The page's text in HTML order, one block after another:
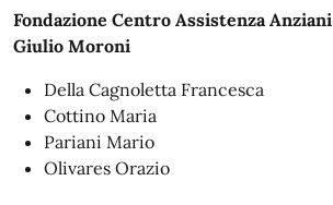
Fondazione Centro Assistenza Anziani
Giulio Moroni
Della Cagnoletta Francesca
Cottino Maria
Pariani Mario
Olivares Orazio